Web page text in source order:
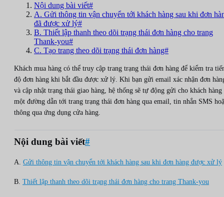
Nội dung bài viết#
A. Gửi thông tin vận chuyển tới khách hàng sau khi đơn
đã được xử lý#
B. Thiết lập thanh theo dõi trạng thái đơn hàng cho trang
Thank-you#
C. Tạo trang theo dõi trạng thái đơn hàng#
Khách mua hàng có thể truy cập trang trạng thái đơn hàng để kiểm tra
độ đơn hàng khi bắt đầu được xử lý. Khi bạn gửi email xác nhận đơn
và cập nhật trạng thái giao hàng, hệ thống sẽ tự động gửi cho khách hàng
một đường dẫn tới trang trạng thái đơn hàng qua email, tin nhắn SMS
thông qua ứng dụng cửa hàng.
Nội dung bài viết#
A. Gửi thông tin vận chuyển tới khách hàng sau khi đơn hàng được xử lý
B. Thiết lập thanh theo dõi trạng thái đơn hàng cho trang Thank-you